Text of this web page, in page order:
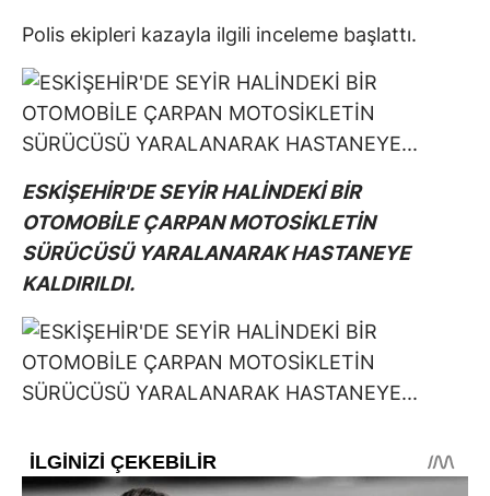
Polis ekipleri kazayla ilgili inceleme başlattı.
ESKİŞEHİR'DE SEYİR HALİNDEKİ BİR
OTOMOBİLE ÇARPAN MOTOSİKLETİN
SÜRÜCÜSÜ YARALANARAK HASTANEYE
KALDIRILDI.